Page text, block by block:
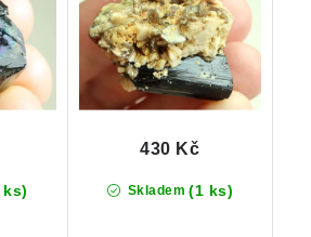
ks) Skladem (1 ks)
430 Kč